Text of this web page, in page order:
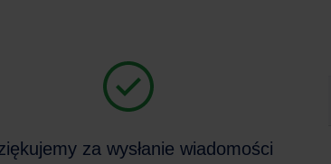
za wysłanie wiadomości
za wysłanie wiadomości